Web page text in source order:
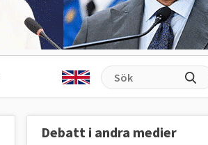
Debatt i andra medier